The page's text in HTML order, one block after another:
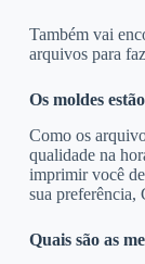
Também vai
arquivos para
Os moldes
Como os
qualidade na
imprimir você
sua preferência,
Quais são as